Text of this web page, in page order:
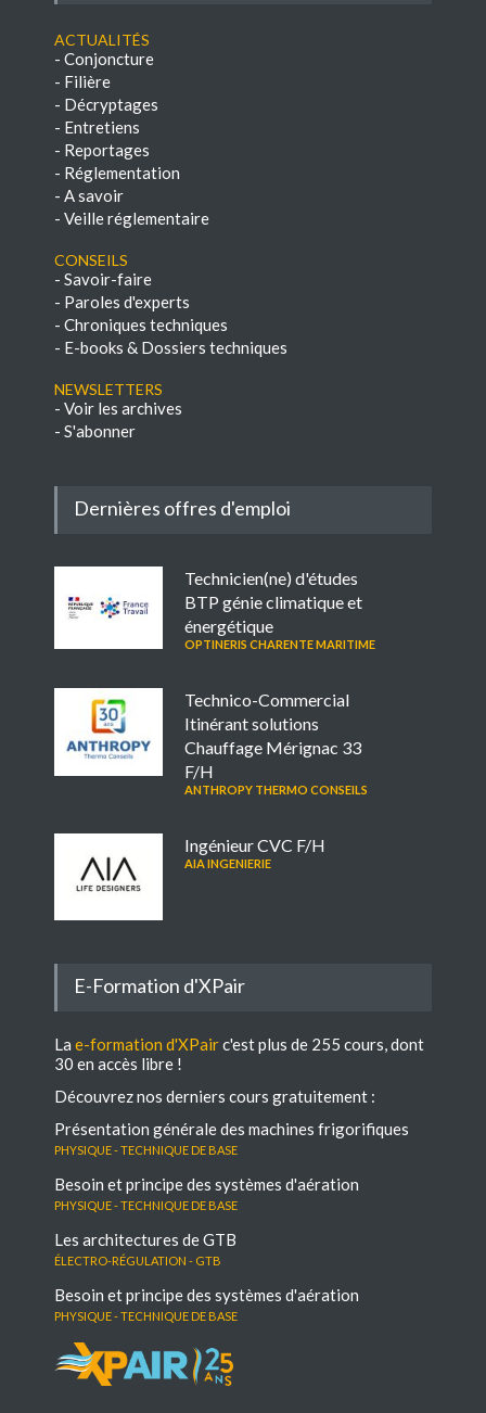
Actualités
- Conjoncture
- Filière
- Décryptages
- Entretiens
- Reportages
- Réglementation
- A savoir
- Veille réglementaire
Conseils
- Savoir-faire
- Paroles d'experts
- Chroniques techniques
- E-books & Dossiers techniques
NEWSLETTERS
- Voir les archives
- S'abonner
Dernières offres d'emploi
Technicien(ne) d'études
BTP génie climatique et
énergétique
OPTINERIS CHARENTE MARITIME
Technico-Commercial
Itinérant solutions
Chauffage Mérignac 33
F/H
ANTHROPY THERMO CONSEILS
Ingénieur CVC F/H
AIA INGENIERIE
E-Formation d'XPair
La e-formation d'XPairc'est plus de 255 cours, dont
30 en accès libre !
Découvrez nos derniers cours gratuitement :
Présentation générale des machines frigorifiques
Physique - Technique de base
Besoin et principe des systèmes d'aération
Physique - Technique de base
Les architectures de GTB
électro-régulation - GTB
Besoin et principe des systèmes d'aération
Physique - Technique de base